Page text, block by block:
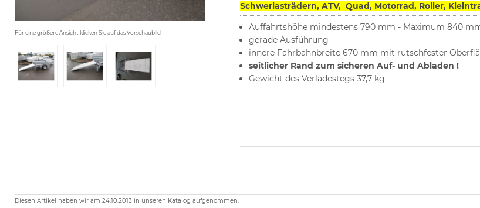
Für eine größere Ansicht klicken Sie auf das Vorschaubild
Schwerlasträdern, ATV, Quad, Motorrad, Roller,
Auffahrtshöhe mindestens 790 mm - Maximum 840
gerade Ausführung
innere Fahrbahnbreite 670 mm mit rutschfester
seitlicher Rand zum sicheren Auf- und Abladen !
Gewicht des Verladestegs 37,7 kg
Diesen Artikel haben wir am 24.10.2013 in unseren Katalog aufgenommen.